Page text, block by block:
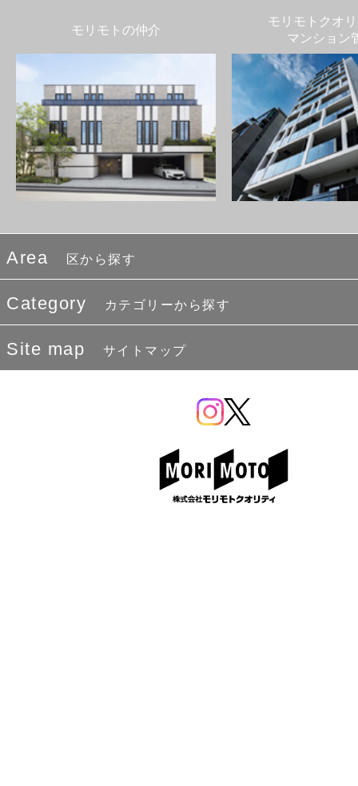
モリモトの仲介
モリモトクオ
マンション
Area 区から探す
Category カテゴリーから探す
Site map サイトマップ